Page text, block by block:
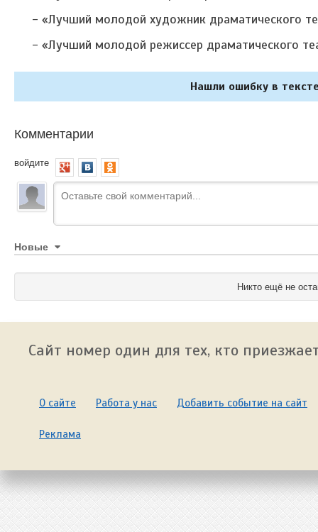
- «Лучший молодой художник драматического
- «Лучший молодой режиссер драматического
Нашли ошибку в
Комментарии
войдите
Новые
Никто ещё не
Сайт номер один для тех, кто
О сайте Работа у нас Добавить событие на сайт
Реклама